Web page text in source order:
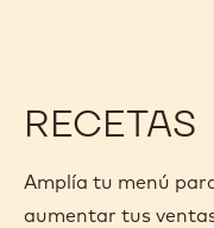
RECETAS
Amplía tu menú
aumentar tus